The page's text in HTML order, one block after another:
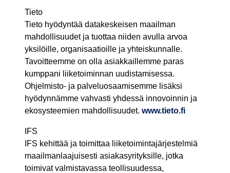
Tieto
Tieto hyödyntää datakeskeisen maailman
mahdollisuudet ja tuottaa niiden avulla arvoa
yksilöille, organisaatioille ja yhteiskunnalle.
Tavoitteemme on olla asiakkaillemme paras
kumppani liiketoiminnan uudistamisessa.
Ohjelmisto- ja palveluosaamisemme lisäksi
hyödynnämme vahvasti yhdessä innovoinnin ja
ekosysteemien mahdollisuudet. www.tieto.fi
IFS
IFS kehittää ja toimittaa liiketoimintajärjestelmiä
maailmanlaajuisesti asiakasyrityksille, jotka
toimivat valmistavassa teollisuudessa,